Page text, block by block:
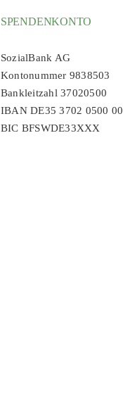
SPENDENKONTO
SozialBank AG
Kontonummer 9838503
Bankleitzahl 37020500
IBAN DE35 3702 0500
BIC BFSWDE33XXX